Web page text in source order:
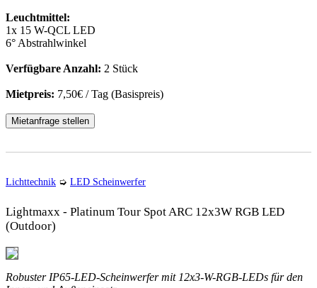
Leuchtmittel:
1x 15 W-QCL LED
6° Abstrahlwinkel
Verfügbare Anzahl: 2 Stück
Mietpreis: 7,50€ / Tag (Basispreis)
Mietanfrage stellen
Lichttechnik ➭ LED Scheinwerfer
Lightmaxx - Platinum Tour Spot ARC 12x3W RGB LED
(Outdoor)
Robuster IP65-LED-Scheinwerfer mit 12x3-W-RGB-LEDs für den